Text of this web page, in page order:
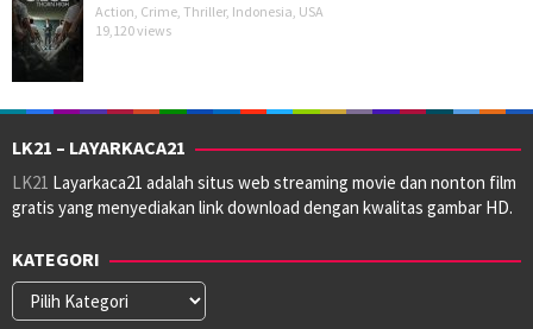
Action Crime Thriller, Indonesia USA
19,120 views
LK21 – LAYARKACA21
LK21 Layarkaca21 adalah situs web streaming movie dan nonton film
gratis yang menyediakan link download dengan kwalitas gambar HD.
KATEGORI
Kategori